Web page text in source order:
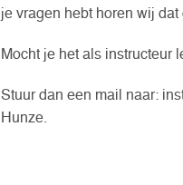
je vragen hebt horen wij dat
Mocht je het als instructeur
Stuur dan een mail naar:
Hunze.